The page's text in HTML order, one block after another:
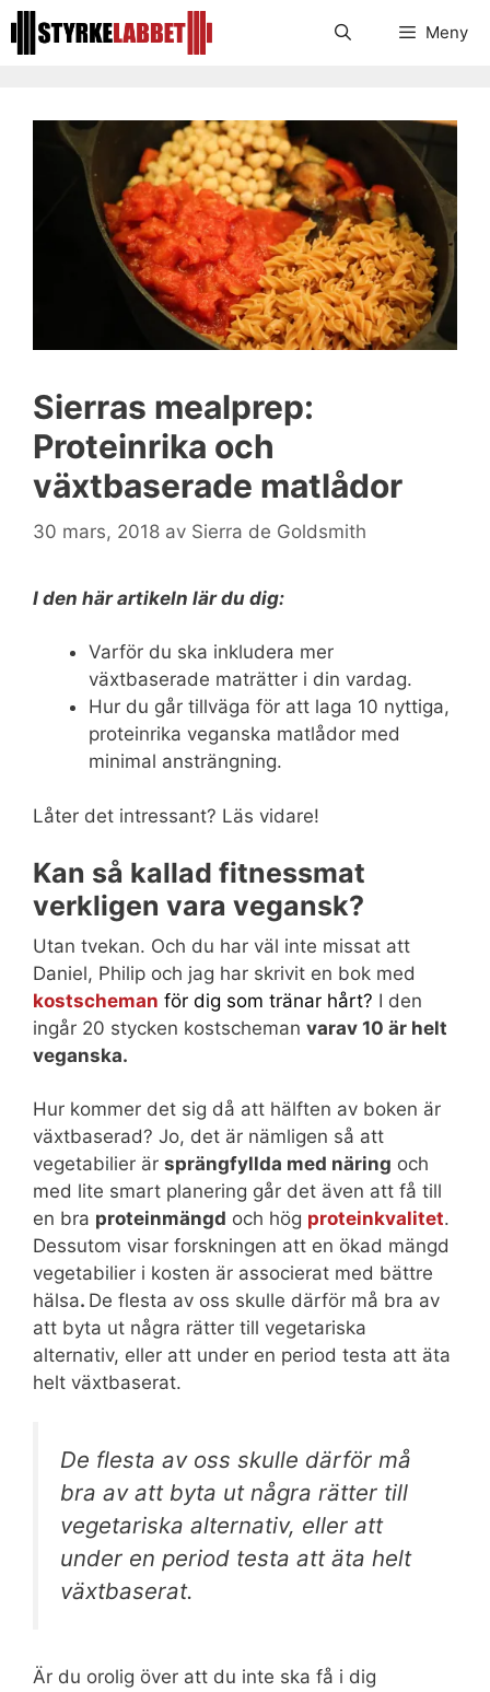
Hoppa
till
Meny
Sierras mealprep:
Proteinrika och
växtbaserade matlådor
30 mars, 2018 av Sierra de Goldsmith
I den här artikeln lär du dig:
Varför du ska inkludera mer
växtbaserade maträtter i din vardag.
Hur du går tillväga för att laga 10 nyttiga,
proteinrika veganska matlådor med
minimal ansträngning.
Låter det intressant? Läs vidare!
Kan så kallad fitnessmat
verkligen vara vegansk?
Utan tvekan. Och du har väl inte missat att
Daniel, Philip och jag har skrivit en bok med
kostscheman för dig som tränar hårt? I den
ingår 20 stycken kostscheman varav 10 är helt
veganska.
Hur kommer det sig då att hälften av boken är
växtbaserad? Jo, det är nämligen så att
vegetabilier är sprängfyllda med näring och
med lite smart planering går det även att få till
en bra proteinmängd och hög proteinkvalitet.
Dessutom visar forskningen att en ökad mängd
vegetabilier i kosten är associerat med bättre
hälsa. De flesta av oss skulle därför må bra av
att byta ut några rätter till vegetariska
alternativ, eller att under en period testa att äta
helt växtbaserat.
De flesta av oss skulle därför må
bra av att byta ut några rätter till
vegetariska alternativ, eller att
under en period testa att äta helt
växtbaserat.
Är du orolig över att du inte ska få i dig